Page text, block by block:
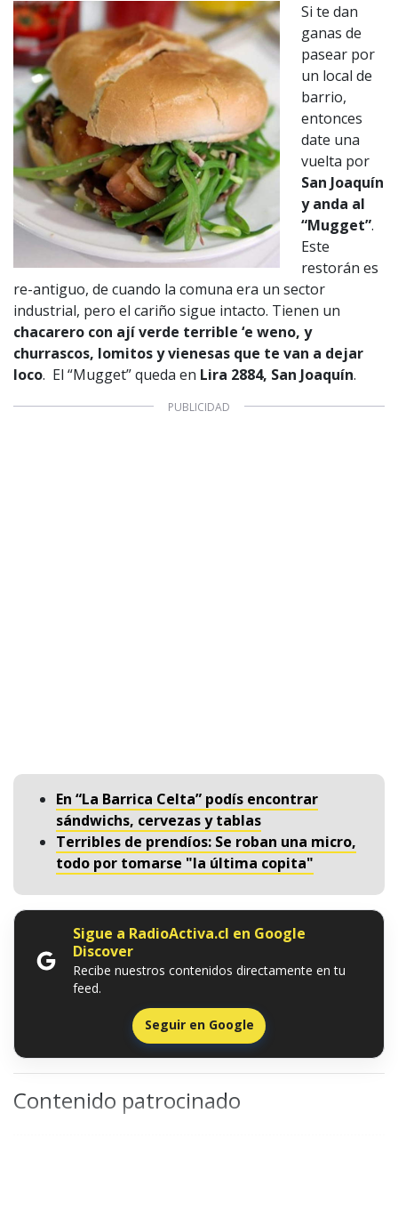
Si te dan
ganas de
pasear por
un local de
barrio,
entonces
date una
vuelta por
San Joaquín
y anda al
“Mugget”.
Este
restorán es
re-antiguo, de cuando la comuna era un sector
industrial, pero el cariño sigue intacto. Tienen un
chacarero con ají verde terrible ‘e weno, y
churrascos, lomitos y vienesas que te van a dejar
loco. El “Mugget” queda en Lira 2884, San Joaquín.
En “La Barrica Celta” podís encontrar
sándwichs, cervezas y tablas
Terribles de prendíos: Se roban una micro,
todo por tomarse "la última copita"
Sigue a RadioActiva.cl en Google
Discover
Recibe nuestros contenidos directamente en tu
feed.
Seguir en Google
Contenido patrocinado